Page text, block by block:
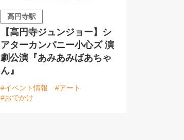
高円寺駅
【高円寺ジュンジョー】シ
アターカンパニー小心ズ 演
劇公演『あみあみばあちゃ
ん』
#イベント情報
#アート
#おでかけ